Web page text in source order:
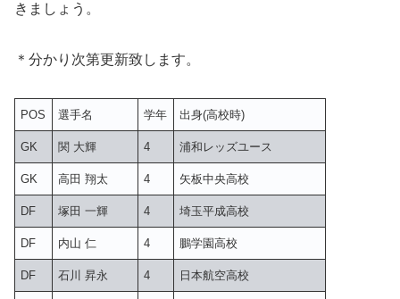
きましょう。
＊分かり次第更新致します。
POS 選手名 学年 出身(高校時)
GK 関 大輝 4 浦和レッズユース
GK 高田 翔太 4 矢板中央高校
DF 塚田 一輝 4 埼玉平成高校
DF 内山 仁 4 鵬学園高校
DF 石川 昇永 4 日本航空高校